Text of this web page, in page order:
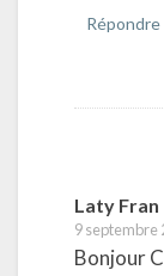
Répondre
Laty Fran
9 septembre
Bonjour